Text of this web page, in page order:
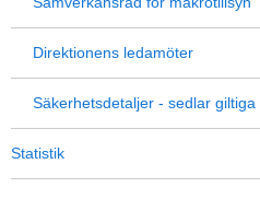
Direktionens ledamöter
Säkerhetsdetaljer - sedlar
Statistik